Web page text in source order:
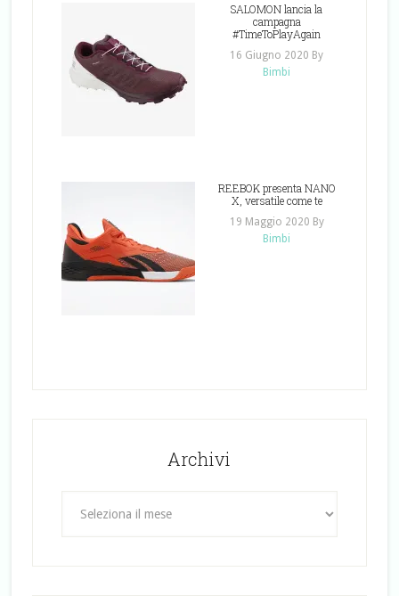
SALOMON lancia la
campagna
#TimeToPlayAgain
16 Giugno 2020 By
Bimbi
REEBOK presenta NANO
X, versatile come te
19 Maggio 2020 By
Bimbi
Archivi